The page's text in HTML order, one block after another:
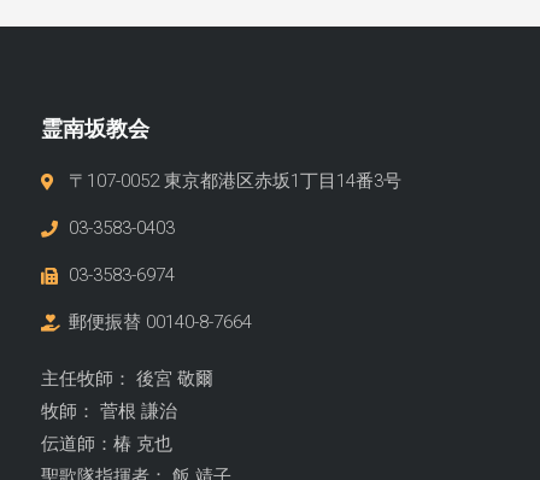
霊南坂教会
〒107-0052 東京都港区赤坂1丁目14番3号
03-3583-0403
03-3583-6974
郵便振替 00140-8-7664
主任牧師： 後宮 敬爾
牧師： 菅根 謙治
伝道師：椿 克也